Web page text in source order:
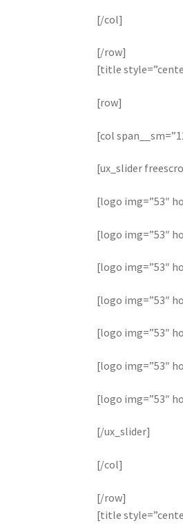
[/col]
[/row]
[title
[row]
[col
[ux_slider
[logo img=”53″
[logo img=”53″
[logo img=”53″
[logo img=”53″
[logo img=”53″
[logo img=”53″
[logo img=”53″
[/ux_slider]
[/col]
[/row]
[title